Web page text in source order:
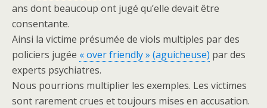
ans dont beaucoup ont jugé qu’elle devait être
consentante.
Ainsi la victime présumée de viols multiples par des
policiers jugée « over friendly » (aguicheuse) par des
experts psychiatres.
Nous pourrions multiplier les exemples. Les victimes
sont rarement crues et toujours mises en accusation.